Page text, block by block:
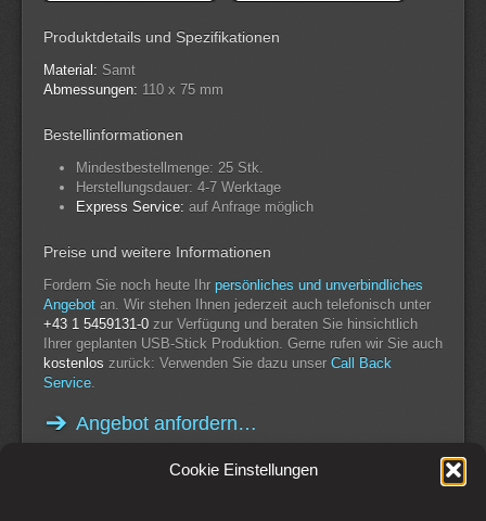
Cookie Einstellungen
Produktdetails und Spezifikationen
Material: Samt
Abmessungen: 110 x 75 mm
Bestellinformationen
Mindestbestellmenge: 25 Stk.
Herstellungsdauer: 4-7 Werktage
Express Service: auf Anfrage möglich
Preise und weitere Informationen
Fordern Sie noch heute Ihr persönliches und unverbindliches
Angebot an. Wir stehen Ihnen jederzeit auch telefonisch unter
+43 1 5459131-0 zur Verfügung und beraten Sie hinsichtlich
Ihrer geplanten USB-Stick Produktion. Gerne rufen wir Sie auch
kostenlos zurück: Verwenden Sie dazu unser Call Back
Service
Angebot anfordern…